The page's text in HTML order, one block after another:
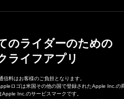
のライダーのための
ライフアプリ
信料はお客様のご負担となります。
ロゴは米国その他の国で登録されたApple Inc.の
Inc.のサービスマークです。